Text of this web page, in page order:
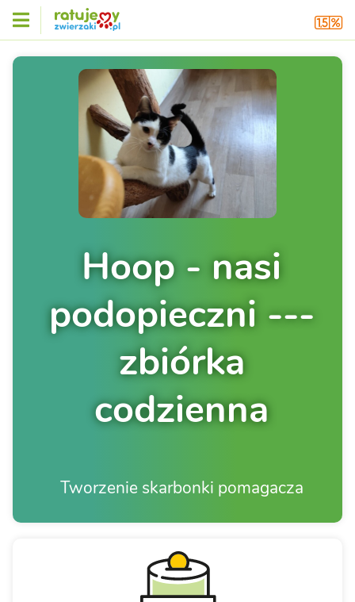
Hoop - nasi
podopieczni ---
zbiórka
codzienna
Tworzenie skarbonki pomagacza